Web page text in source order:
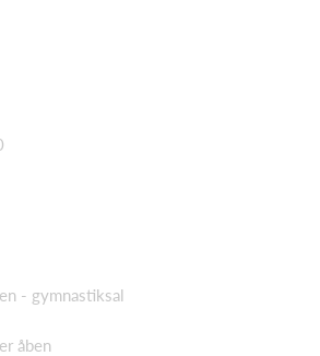
- gymnastiksal
åben